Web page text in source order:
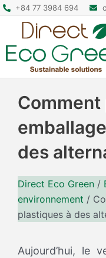
+84 77 3984 694
Comment
des
Direct Eco Green /
environnement /
plastiques à des
Aujourd’hui, le